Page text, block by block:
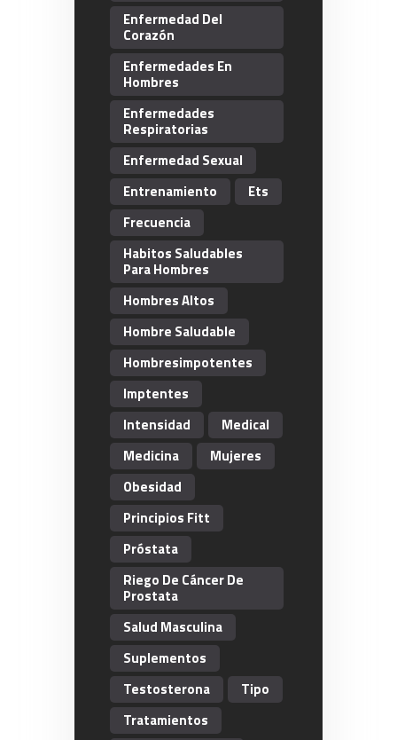
Enfermedad Del
Corazón
Enfermedades En
Hombres
Enfermedades
Respiratorias
Enfermedad Sexual
Entrenamiento
Ets
Frecuencia
Habitos Saludables
Para Hombres
Hombres Altos
Hombre Saludable
Hombresimpotentes
Imptentes
Intensidad
Medical
Medicina
Mujeres
Obesidad
Principios Fitt
Próstata
Riego De Cáncer De
Prostata
Salud Masculina
Suplementos
Testosterona
Tipo
Tratamientos